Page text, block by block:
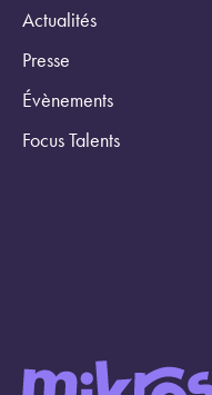
Actualités
Presse
Évènements
Focus Talents